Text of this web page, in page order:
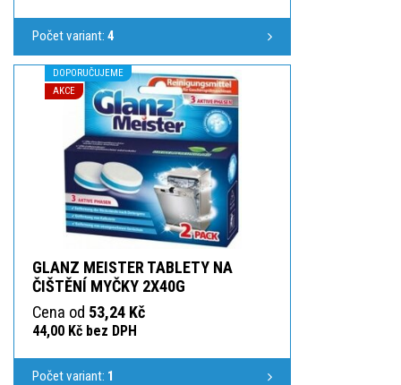
Počet variant: 4
DOPORUČUJEME
AKCE
GLANZ MEISTER TABLETY NA
ČIŠTĚNÍ MYČKY 2X40G
Cena od 53,24 Kč
44,00 Kč bez DPH
Počet variant: 1